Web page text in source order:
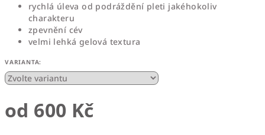
rychlá úleva od podráždění pleti jakéhokoliv
charakteru
zpevnění cév
velmi lehká gelová textura
VARIANTA:
od 600 Kč